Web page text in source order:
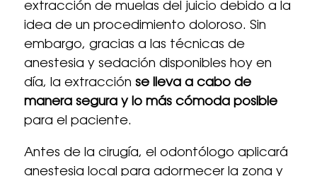
extracción de muelas del juicio debido a la
idea de un procedimiento doloroso. Sin
embargo, gracias a las técnicas de
anestesia y sedación disponibles hoy en
día, la extracción se lleva a cabo de
manera segura y lo más cómoda posible
para el paciente.
Antes de la cirugía, el odontólogo aplicará
anestesia local para adormecer la zona y